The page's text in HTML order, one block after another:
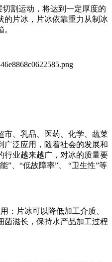
割运动，将达到一定厚度的
的片冰，片冰依靠重力从制冰
、乳品、医药、化学、蔬菜
广泛应用，随着社会的发展和
行业越来越广，对冰的质量要
”、“低故障率”、 “卫生性”等
片冰可以降低加工介质、
菌滋长，保持水产品加工过程